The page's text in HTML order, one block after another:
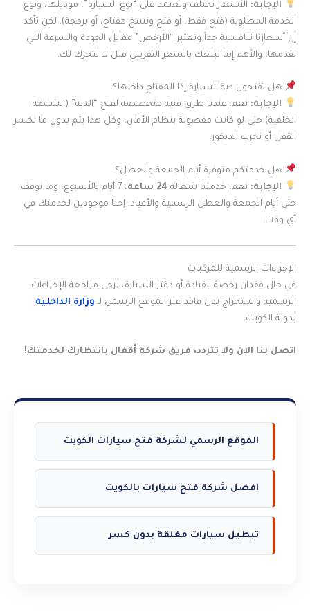
الإجابة: الأسعار تختلف وتعتمد على “نوع السيارة”، موديلها، ونوع
الخدمة المطلوبة (فتح فقط، أو فتح ونسخ مفتاح، أو برمجة). لكن تأكد
إن أسعارنا تنافسية جداً وتعتبر “الأرخص” مقابل الجودة والسرعة اللي
نقدمها، والأهم إننا نبلغك بالسعر التقريبي قبل لا نتحرك لك.
هل تفتحون دبة السيارة إذا المفتاح داخلها؟
الإجابة: نعم، عندنا طرق فنية متخصصة لفتح “الدبة” (الشنطة
الخلفية) حتى لو كانت مفصولة بنظام الأمان، وكل هذا يتم بدون ما نكسر
القفل أو نخرب الديكور.
هل خدمتكم متوفرة أيام الجمعة والعطل؟
الإجابة: نعم، خدمتنا شغالة 24 ساعة
، 7 أيام بالأسبوع، وما نوقف
حتى أيام الجمعة والعطل الرسمية والأعياد. إحنا موجودين لخدمتك في
أي وقت.
الإجراءات الرسمية للمركبات
في حال فقدان رخصة القيادة أو دفتر السيارة، يرجى مراجعة الإجراءات
الرسمية واستخراج بدل فاقد عبر الموقع الرسمي لـ وزارة الداخلية
بدولة الكويت.
اتصل بنا الآن ولا تتردد، فريق شركة أقفال بانتظارك لخدمتك!
الموقع الرسمي لشركة فتح سيارات الكويت
افضل شركة فتح سيارات بالكويت
تبطيل سيارات مغلقة بدون كسر